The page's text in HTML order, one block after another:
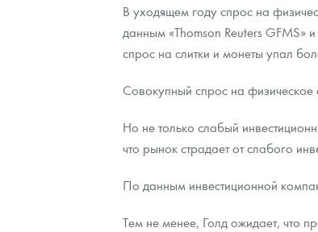
В уходящем году спрос на
данным «Thomson Reuters
спрос на слитки и монеты упал
Совокупный спрос на
Но не только слабый
что рынок страдает от слабого
По данным инвестиционной
Тем не менее, Голд ожидает, что